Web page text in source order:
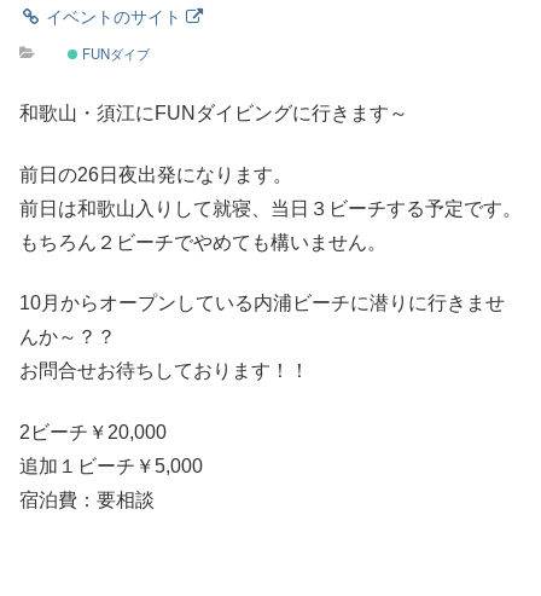
イベントのサイト
FUNダイブ
和歌山・須江にFUNダイビングに行きます～
前日の26日夜出発になります。
前日は和歌山入りして就寝、当日３ビーチする予定です。
もちろん２ビーチでやめても構いません。
10月からオープンしている内浦ビーチに潜りに行きませ
んか～？？
お問合せお待ちしております！！
2ビーチ￥20,000
追加１ビーチ￥5,000
宿泊費：要相談